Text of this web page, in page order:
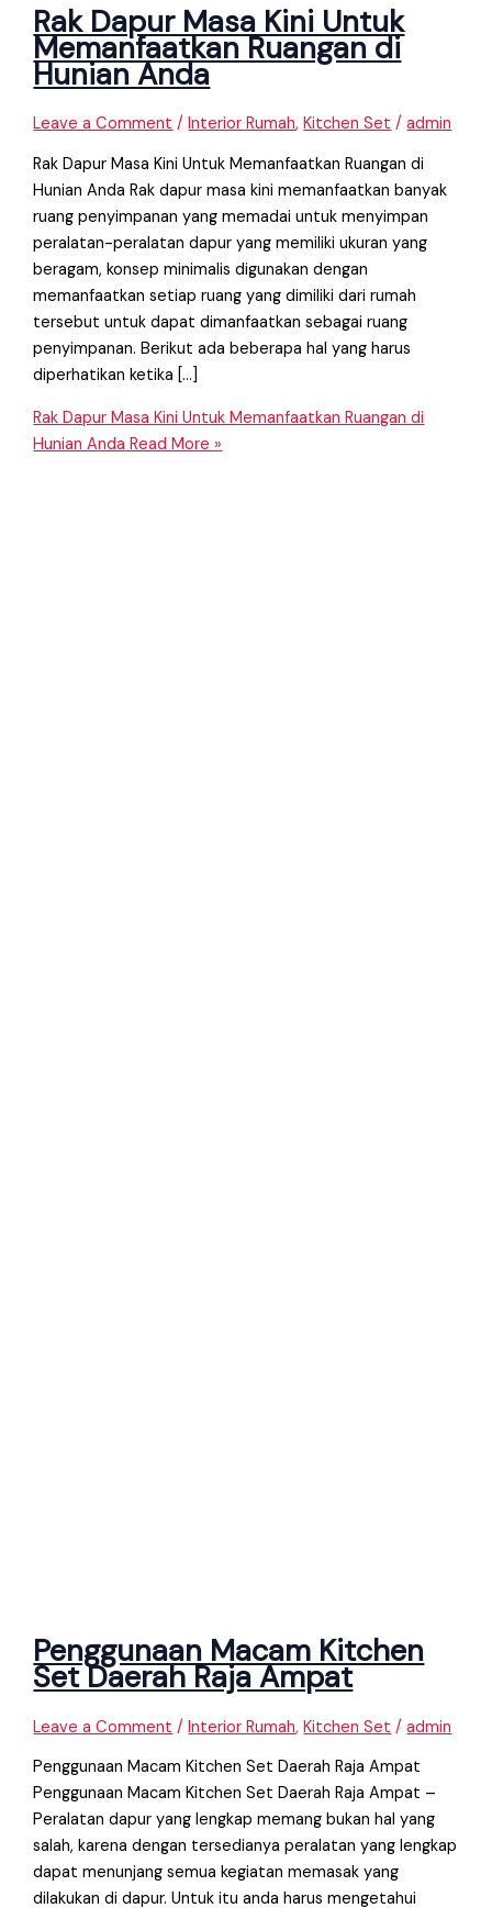
Rak Dapur Masa Kini Untuk
Memanfaatkan Ruangan di
Hunian Anda
Leave a Comment /Interior Rumah,Kitchen Set /admin
Rak Dapur Masa Kini Untuk Memanfaatkan Ruangan di
Hunian Anda Rak dapur masa kini memanfaatkan banyak
ruang penyimpanan yang memadai untuk menyimpan
peralatan-peralatan dapur yang memiliki ukuran yang
beragam, konsep minimalis digunakan dengan
memanfaatkan setiap ruang yang dimiliki dari rumah
tersebut untuk dapat dimanfaatkan sebagai ruang
penyimpanan. Berikut ada beberapa hal yang harus
diperhatikan ketika […]
Rak Dapur Masa Kini Untuk Memanfaatkan Ruangan di
Hunian Anda Read More »
Penggunaan Macam Kitchen
Set Daerah Raja Ampat
Leave a Comment /Interior Rumah,Kitchen Set /admin
Penggunaan Macam Kitchen Set Daerah Raja Ampat
Penggunaan Macam Kitchen Set Daerah Raja Ampat –
Peralatan dapur yang lengkap memang bukan hal yang
salah, karena dengan tersedianya peralatan yang lengkap
dapat menunjang semua kegiatan memasak yang
dilakukan di dapur. Untuk itu anda harus mengetahui